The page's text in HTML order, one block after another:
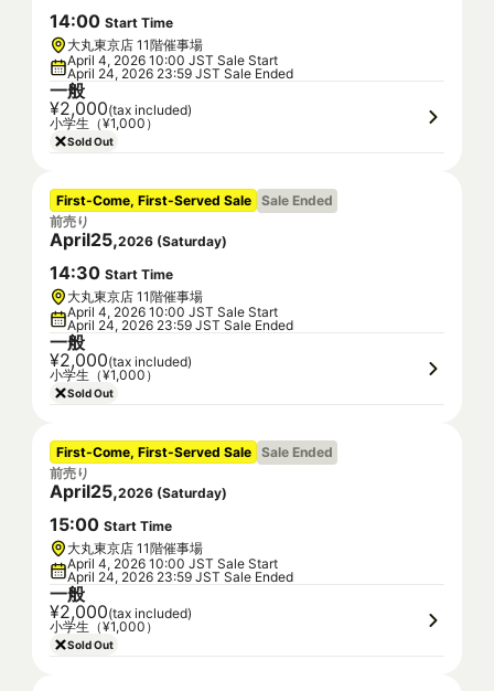
14:00 Start Time
大丸東京店 11階催事場
April 4, 2026 10:00 JST Sale Start
April 24, 2026 23:59 JST Sale Ended
一般
¥2,000(tax included)
小学生（¥1,000）
Sold Out
First-Come, First-Served Sale Sale Ended
前売り
April25,2026 (Saturday)
14:30 Start Time
大丸東京店 11階催事場
April 4, 2026 10:00 JST Sale Start
April 24, 2026 23:59 JST Sale Ended
一般
¥2,000(tax included)
小学生（¥1,000）
Sold Out
First-Come, First-Served Sale Sale Ended
前売り
April25,2026 (Saturday)
15:00 Start Time
大丸東京店 11階催事場
April 4, 2026 10:00 JST Sale Start
April 24, 2026 23:59 JST Sale Ended
一般
¥2,000(tax included)
小学生（¥1,000）
Sold Out